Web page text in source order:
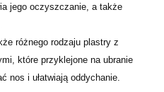
jego oczyszczanie, a także
różnego rodzaju plastry z
które przyklejone na ubranie
nos i ułatwiają oddychanie.